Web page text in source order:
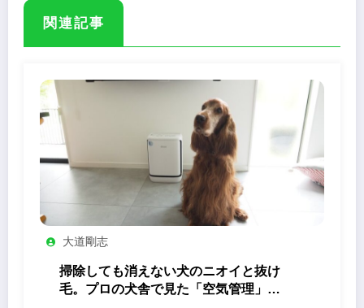
関連記事
大道剛志
掃除しても消えない犬のニオイと抜け
毛。プロの犬舎で見た「空気管理」の